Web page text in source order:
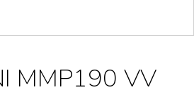
MMP190 VV